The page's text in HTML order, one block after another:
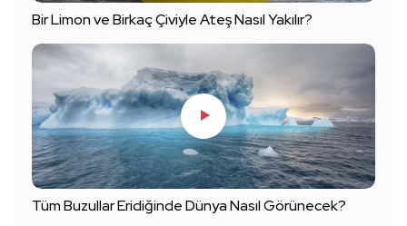
Bir Limon ve Birkaç Çiviyle Ateş Nasıl Yakılır?
Tüm Buzullar Eridiğinde Dünya Nasıl Görünecek?